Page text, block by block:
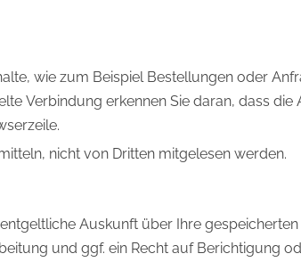
wie zum Beispiel Bestellungen oder
Verbindung erkennen Sie daran, dass die
nicht von Dritten mitgelesen werden.
Auskunft über Ihre gespeicherten
und ggf. ein Recht auf Berichtigung